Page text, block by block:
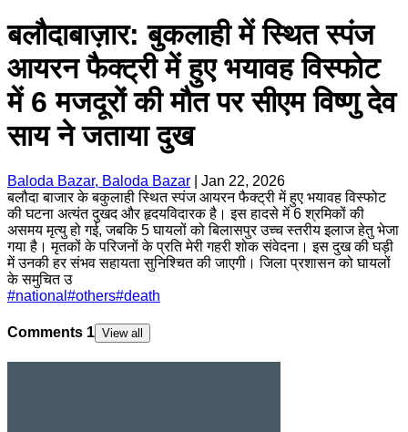
बलौदाबाज़ार: बुकलाही में स्थित स्पंज
आयरन फैक्ट्री में हुए भयावह विस्फोट
में 6 मजदूरों की मौत पर सीएम विष्णु देव
साय ने जताया दुख
Baloda Bazar, Baloda Bazar
Jan 22, 2026
बलौदा बाजार के बकुलाही स्थित स्पंज आयरन फैक्ट्री में हुए भयावह विस्फोट
की घटना अत्यंत दुखद और हृदयविदारक है। इस हादसे में 6 श्रमिकों की
असमय मृत्यु हो गई, जबकि 5 घायलों को बिलासपुर उच्च स्तरीय इलाज हेतु भेजा
गया है। मृतकों के परिजनों के प्रति मेरी गहरी शोक संवेदना। इस दुख की घड़ी
में उनकी हर संभव सहायता सुनिश्चित की जाएगी। जिला प्रशासन को घायलों
के समुचित उ
#national #others#death
Comments 1 View all